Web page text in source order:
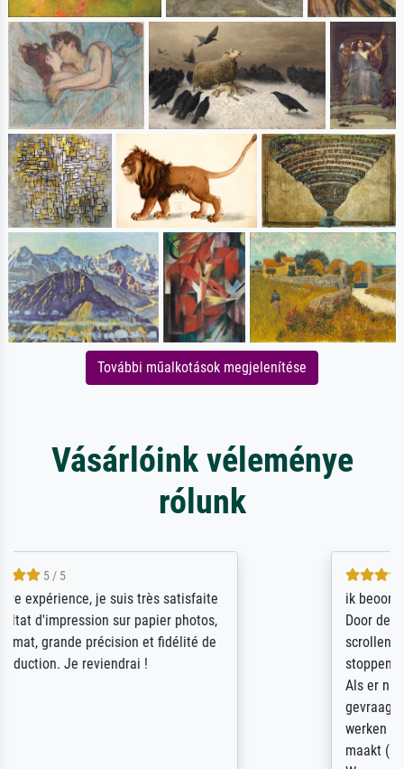
További műalkotások megjelenítése
Vásárlóink véleménye
rólunk
ik beoordeel Meisterdrucke zeer positief.
Door de 69505 beschikbare kunstenaars
scrollen is echter onbegonnen werk (na
stoppen begint het weer van voor af aan).